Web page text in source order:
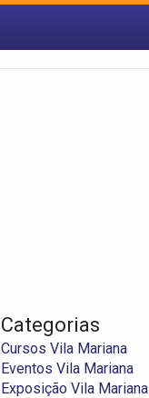
Categorias
Cursos Vila Mariana
Eventos Vila Mariana
Exposição Vila Mariana